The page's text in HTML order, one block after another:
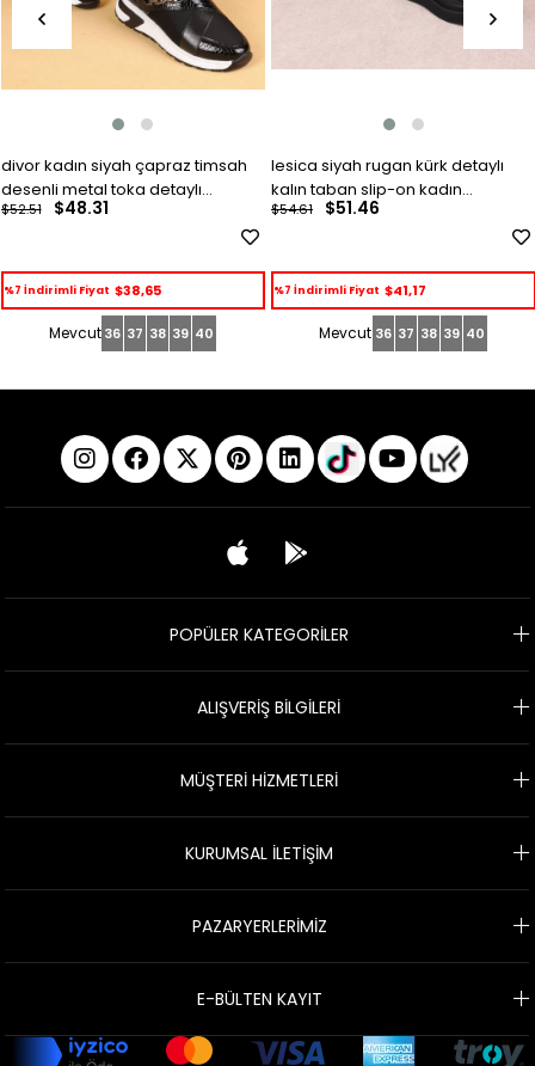
divor kadın siyah çapraz timsah
desenli metal toka detaylı
ayakkabı$48.31
$52.51
%7 İndirimli Fiyat $38,65
36 37 38 39 40
lesica siyah rugan kürk detaylı
kalın taban slip-on kadın
ayakkabı$51.46
$54.61
%7 İndirimli Fiyat $41,17
36 37 38 39 40
POPÜLER KATEGORİLER
ALIŞVERİŞ BİLGİLERİ
MÜŞTERİ HİZMETLERİ
KURUMSAL İLETİŞİM
PAZARYERLERİMİZ
E-BÜLTEN KAYIT